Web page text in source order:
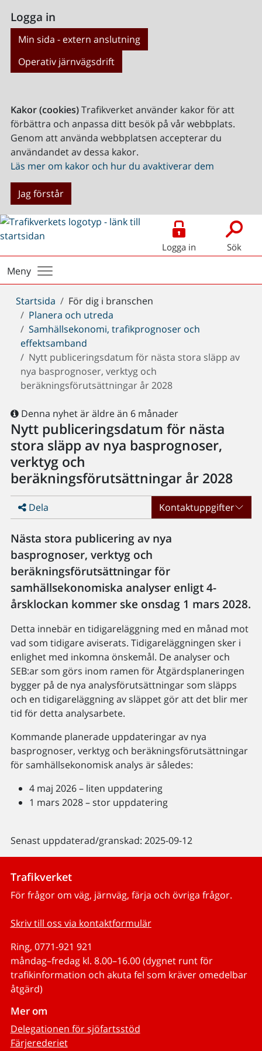
Logga in
Min sida - extern anslutning
Operativ järnvägsdrift
Kakor (cookies)Trafikverket använder kakor för att
förbättra och anpassa ditt besök på vår webbplats.
Genom att använda webbplatsen accepterar du
användandet av dessa kakor.
Läs mer om kakor och hur du avaktiverar dem
Jag förstår
Logga in Sök
Meny
Du
är
här:
Startsida
För dig i branschen
Planera och utreda
Samhällsekonomi, trafikprognoser och
effektsamband
Nytt publiceringsdatum för nästa stora släpp av
nya basprognoser, verktyg och
beräkningsförutsättningar år 2028
Denna nyhet är äldre än 6 månader
Nytt publiceringsdatum för nästa
stora släpp av nya basprognoser,
verktyg och
beräkningsförutsättningar år 2028
Dela Kontaktuppgifter
Nästa stora publicering av nya
basprognoser, verktyg och
beräkningsförutsättningar för
samhällsekonomiska analyser enligt 4-
årsklockan kommer ske onsdag 1 mars 2028.
Detta innebär en tidigareläggning med en månad mot
vad som tidigare aviserats. Tidigareläggningen sker i
enlighet med inkomna önskemål. De analyser och
SEB:ar som görs inom ramen för Åtgärdsplaneringen
bygger på de nya analysförutsättningar som släpps
och en tidigareläggning av släppet gör att det blir mer
tid för detta analysarbete.
Kommande planerade uppdateringar av nya
basprognoser, verktyg och beräkningsförutsättningar
för samhällsekonomisk analys är således:
4 maj 2026 – liten uppdatering
1 mars 2028 – stor uppdatering
Senast uppdaterad/granskad: 2025-09-12
Trafikverket
För frågor om väg, järnväg, färja och övriga frågor.
Skriv till oss via kontaktformulär
Ring, 0771-921 921
måndag–fredag kl. 8.00–16.00 (dygnet runt för
trafikinformation och akuta fel som kräver omedelbar
åtgärd)
Mer om
Delegationen för sjöfartsstöd
Färjerederiet